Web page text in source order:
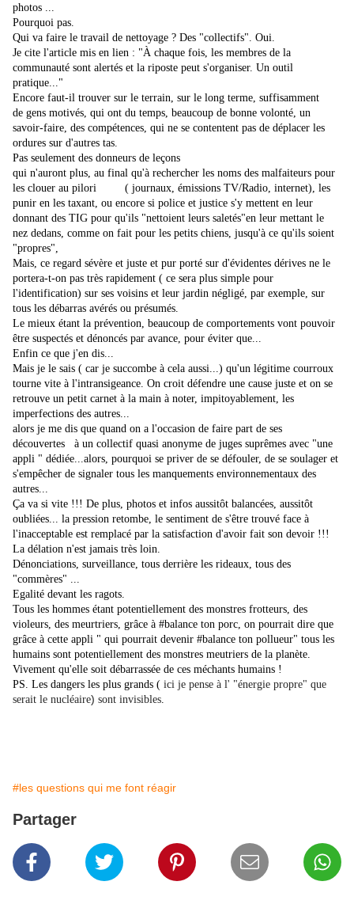
photos ...
Pourquoi pas.
Qui va faire le travail de nettoyage ? Des "collectifs". Oui.
Je cite l'article mis en lien : "À chaque fois, les membres de la
communauté sont alertés et la riposte peut s'organiser. Un outil
pratique..."
Encore faut-il trouver sur le terrain, sur le long terme, suffisamment
de gens motivés, qui ont du temps, beaucoup de bonne volonté, un
savoir-faire, des compétences, qui ne se contentent pas de déplacer les
ordures sur d'autres tas.
Pas seulement des donneurs de leçons
qui n'auront plus, au final qu'à rechercher les noms des malfaiteurs pour
les clouer au pilori ( journaux, émissions TV/Radio, internet), les
punir en les taxant, ou encore si police et justice s'y mettent en leur
donnant des TIG pour qu'ils "nettoient leurs saletés"en leur mettant le
nez dedans, comme on fait pour les petits chiens, jusqu'à ce qu'ils soient
"propres",
Mais, ce regard sévère et juste et pur porté sur d'évidentes dérives ne le
portera-t-on pas très rapidement ( ce sera plus simple pour
l'identification) sur ses voisins et leur jardin négligé, par exemple, sur
tous les débarras avérés ou présumés.
Le mieux étant la prévention, beaucoup de comportements vont pouvoir
être suspectés et dénoncés par avance, pour éviter que...
Enfin ce que j'en dis...
Mais je le sais ( car je succombe à cela aussi...) qu'un légitime courroux
tourne vite à l'intransigeance. On croit défendre une cause juste et on se
retrouve un petit carnet à la main à noter, impitoyablement, les
imperfections des autres...
alors je me dis que quand on a l'occasion de faire part de ses
découvertes à un collectif quasi anonyme de juges suprêmes avec "une
appli " dédiée...alors, pourquoi se priver de se défouler, de se soulager et
s'empêcher de signaler tous les manquements environnementaux des
autres...
Ça va si vite !!! De plus, photos et infos aussitôt balancées, aussitôt
oubliées... la pression retombe, le sentiment de s'être trouvé face à
l'inacceptable est remplacé par la satisfaction d'avoir fait son devoir !!!
La délation n'est jamais très loin.
Dénonciations, surveillance, tous derrière les rideaux, tous des
"commères" ...
Egalité devant les ragots.
Tous les hommes étant potentiellement des monstres frotteurs, des
violeurs, des meurtriers, grâce à #balance ton porc, on pourrait dire que
grâce à cette appli " qui pourrait devenir #balance ton pollueur" tous les
humains sont potentiellement des monstres meutriers de la planète.
Vivement qu'elle soit débarrassée de ces méchants humains !
PS. Les dangers les plus grands ( ici je pense à l' "énergie propre" que
serait le nucléaire) sont invisibles.
#les questions qui me font réagir
Partager